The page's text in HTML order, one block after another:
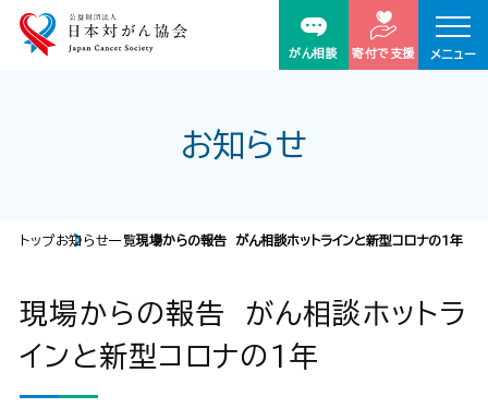
がん相談 寄付で支援 メニュー
お知らせ
トップお知らせ一覧現場からの報告 がん相談ホットラインと新型コロナの1年
現場からの報告 がん相談ホットラ
インと新型コロナの1年